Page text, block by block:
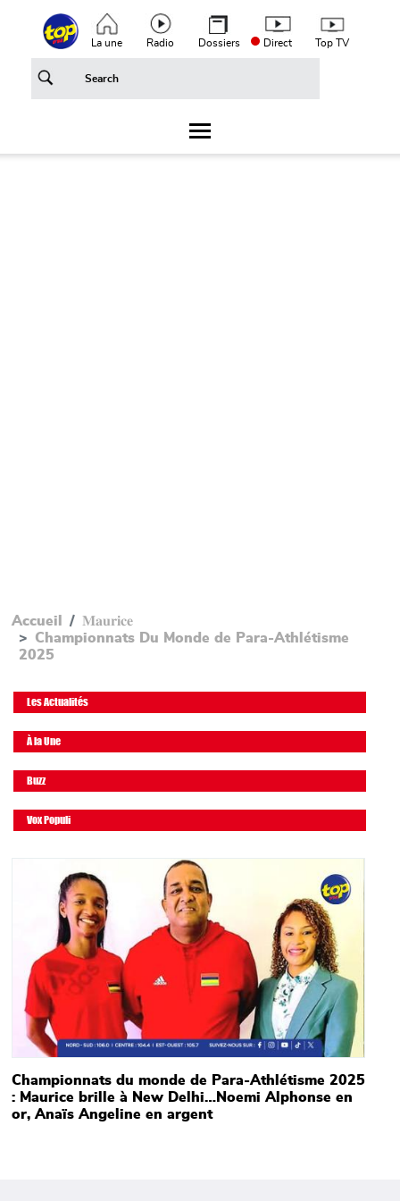
Aller au contenu principalTop header menu
La une Radio Dossiers Direct Top TV
Accueil
𝐌𝐚𝐮𝐫𝐢𝐜𝐞
Championnats Du Monde de Para-Athlétisme
2025
Les Actualités
À la Une
Buzz
Vox Populi
Main picture
Championnats du monde de Para-Athlétisme 2025
: Maurice brille à New Delhi…Noemi Alphonse en
or, Anaïs Angeline en argent